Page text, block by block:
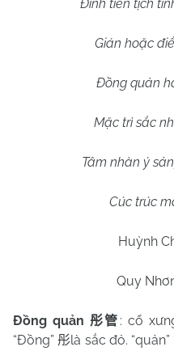
Đình tiền tịch
Gián hoặc
Đồng quản
Mặc trì sắc
Tâm nhàn ý
Cúc trúc
Huỳnh
Quy
Đồng quản 彤管 : cổ
“Đồng”彤là sắc đỏ. “quản”